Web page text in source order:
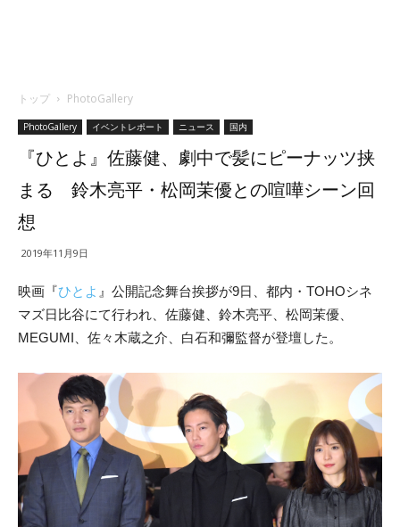
トップ PhotoGallery
PhotoGallery イベントレポート ニュース 国内
『ひとよ』佐藤健、劇中で髪にピーナッツ挟
まる 鈴木亮平・松岡茉優との喧嘩シーン回
想
2019年11月9日
映画『ひとよ 』公開記念舞台挨拶が9日、都内・TOHOシネ
マズ日比谷にて行われ、佐藤健、鈴木亮平、松岡茉優、
MEGUMI、佐々木蔵之介、 白石和彌監督が登壇した。